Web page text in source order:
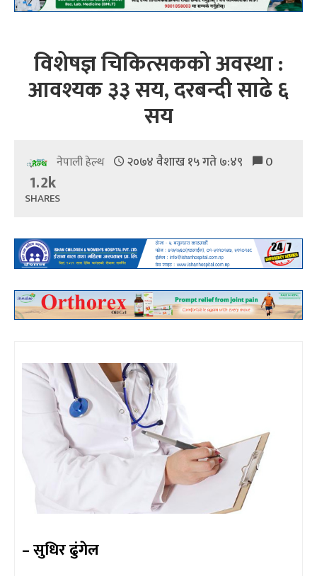
विशेषज्ञ चिकित्सकको अवस्था :
आवश्यक ३३ सय, दरबन्दी साढे ६
सय
नेपाली हेल्थ २०७४ वैशाख १५ गते ७:४९ 0
1.2k
SHARES
– सुधिर ढुंगेल